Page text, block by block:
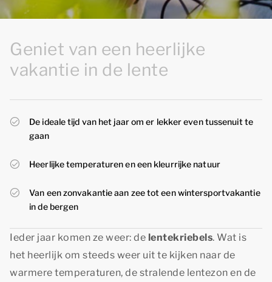
Geniet van een heerlijke
vakantie in de lente
De ideale tijd van het jaar om er lekker even tussenuit te
gaan
Heerlijke temperaturen en een kleurrijke natuur
Van een zonvakantie aan zee tot een wintersportvakantie
in de bergen
Ieder jaar komen ze weer: de lentekriebels. Wat is
het heerlijk om steeds weer uit te kijken naar de
warmere temperaturen, de stralende lentezon en de